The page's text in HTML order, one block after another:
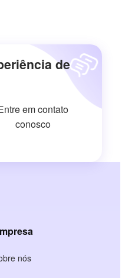
de
em contato
conosco
nós